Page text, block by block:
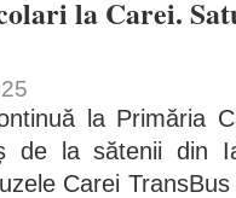
la Carei.
la Primăria
de la sătenii din
Carei